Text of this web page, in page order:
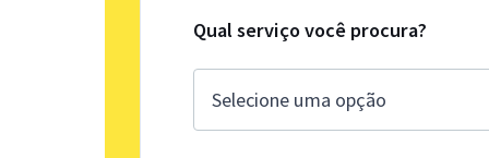
Qual serviço você procura?